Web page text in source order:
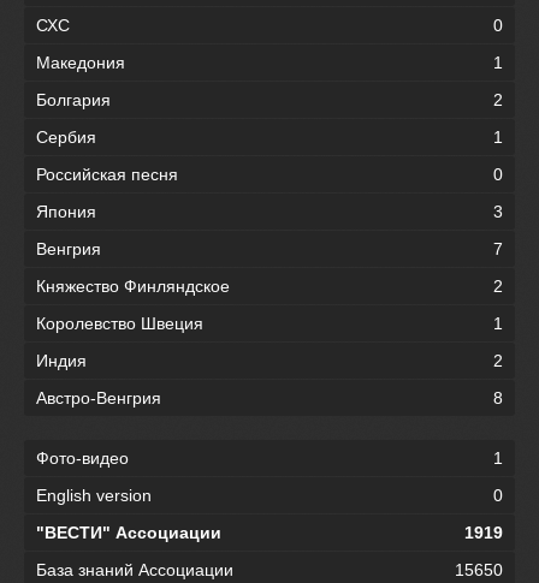
СХС
0
Македония
1
Болгария
2
Сербия
1
Российская песня
0
Япония
3
Венгрия
7
Княжество Финляндское
2
Королевство Швеция
1
Индия
2
Австро-Венгрия
8
Фото-видео
1
English version
0
"ВЕСТИ" Ассоциации
1919
База знаний Ассоциации
15650